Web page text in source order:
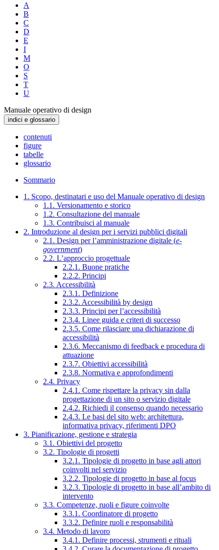
A
B
C
D
E
I
M
O
S
T
U
Manuale operativo di design
indici e glossario
contenuti
figure
tabelle
glossario
Sommario
1. Scopo, destinatari e uso del Manuale operativo di design
1.1. Versionamento e storico
1.2. Consultazione del manuale
1.3. Contribuisci al manuale
2. Introduzione al design per i servizi pubblici digitali
2.1. Design per l’amministrazione digitale (e-
government)
2.2. L’approccio progettuale
2.2.1. Buone pratiche
2.2.2. Principi
2.3. Accessibilità
2.3.1. Definizione
2.3.2. Accessibilità by design
2.3.3. Principi per l’accessibilità
2.3.4. Linee guida e criteri di successo
2.3.5. Come rilasciare una dichiarazione di
accessibilità
2.3.6. Meccanismo di feedback e procedura di
attuazione
2.3.7. Obiettivi accessibilità
2.3.8. Normativa e approfondimenti
2.4. Privacy
2.4.1. Come rispettare la privacy sin dalla
progettazione di un sito o servizio digitale
2.4.2. Richiedi il consenso quando necessario
2.4.3. Le basi del sito web: architettura,
informativa privacy, riferimenti DPO
3. Pianificazione, gestione e strategia
3.1. Obiettivi del progetto
3.2. Tipologie di progetti
3.2.1. Tipologie di progetto in base agli attori
coinvolti nel servizio
3.2.2. Tipologie di progetto in base al focus
3.2.3. Tipologie di progetto in base all’ambito di
intervento
3.3. Competenze, ruoli e figure coinvolte
3.3.1. Coordinatore di progetto
3.3.2. Definire ruoli e responsabilità
3.4. Metodo di lavoro
3.4.1. Definire processi, strumenti e rituali